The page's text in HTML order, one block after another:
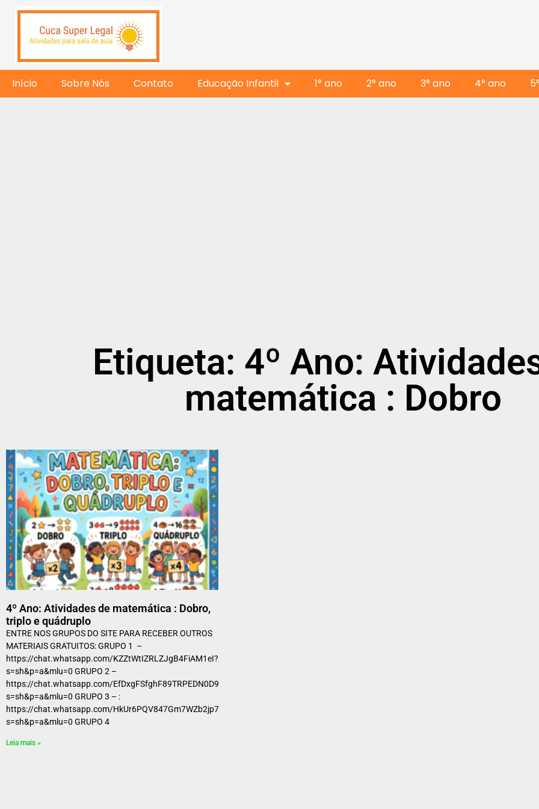
Início Sobre Nós Contato Educação Infantil 1° ano 2° ano 3° ano 4° ano
Etiqueta: 4º Ano:
matemática : Dobro
4º Ano: Atividades de matemática : Dobro,
triplo e quádruplo
ENTRE NOS GRUPOS DO SITE PARA RECEBER OUTROS
MATERIAIS GRATUITOS: GRUPO 1 –
https://chat.whatsapp.com/KZZtWtIZRLZJgB4FiAM1eI?
s=sh&p=a&mlu=0 GRUPO 2 –
https://chat.whatsapp.com/EfDxgFSfghF89TRPEDN0D9?
s=sh&p=a&mlu=0 GRUPO 3 – :
https://chat.whatsapp.com/HkUr6PQV847Gm7WZb2jp7a?
s=sh&p=a&mlu=0 GRUPO 4
Leia mais »